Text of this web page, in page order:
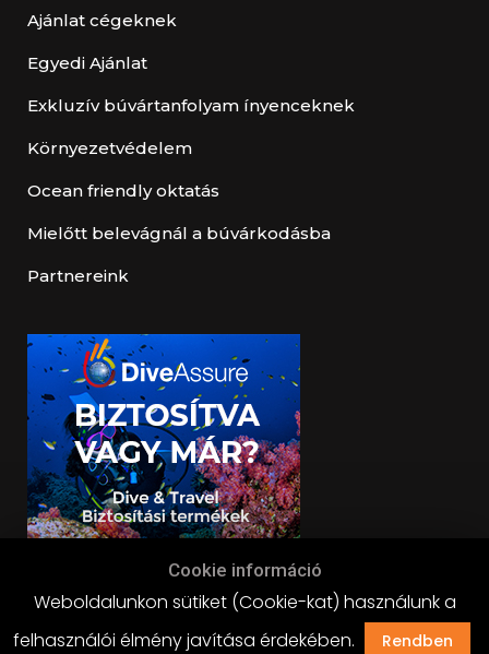
Ajánlat cégeknek
Egyedi Ajánlat
Exkluzív búvártanfolyam ínyenceknek
Környezetvédelem
Ocean friendly oktatás
Mielőtt belevágnál a búvárkodásba
Partnereink
Cookie információ
Weboldalunkon sütiket (Cookie-kat) használunk a
felhasználói élmény javítása érdekében.
Rendben